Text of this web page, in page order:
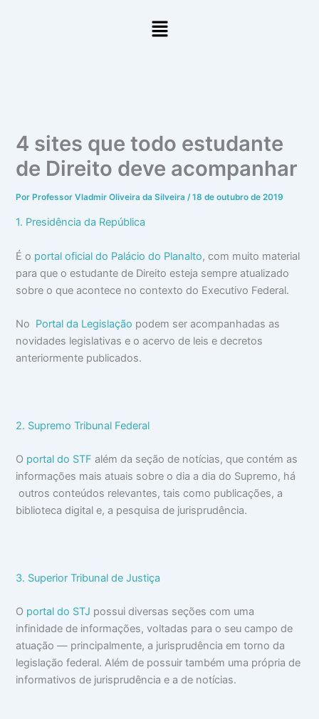
Menu
4 sites que todo estudante
de Direito deve acompanhar
PorProfessor Vladmir Oliveira da Silveira /18 de outubro de 2019
1. Presidência da República
É o portal oficial do Palácio do Planalto, com muito material
para que o estudante de Direito esteja sempre atualizado
sobre o que acontece no contexto do Executivo Federal.
No Portal da Legislação podem ser acompanhadas as
novidades legislativas e o acervo de leis e decretos
anteriormente publicados.
2. Supremo Tribunal Federal
O portal do STF além da seção de notícias, que contém as
informações mais atuais sobre o dia a dia do Supremo, há
outros conteúdos relevantes, tais como publicações, a
biblioteca digital e, a pesquisa de jurisprudência.
3. Superior Tribunal de Justiça
O portal do STJ possui diversas seções com uma
infinidade de informações, voltadas para o seu campo de
atuação — principalmente, a jurisprudência em torno da
legislação federal. Além de possuir também uma própria de
informativos de jurisprudência e a de notícias.